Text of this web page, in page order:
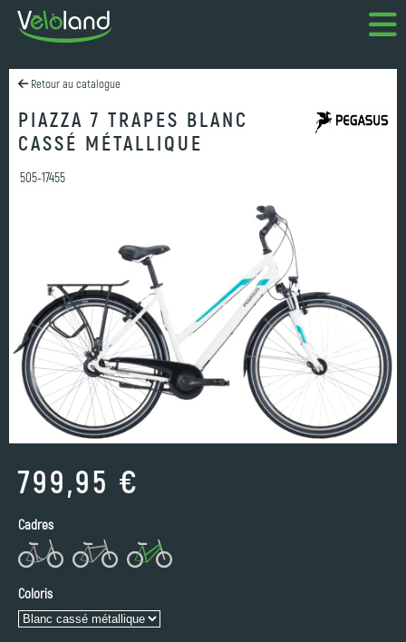
Retour au catalogue
PIAZZA 7 TRAPES BLANC
CASSÉ MÉTALLIQUE
505-17455
799,95 €
Cadres
Coloris